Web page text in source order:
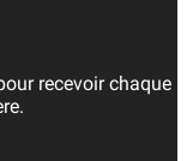
recevoir chaque